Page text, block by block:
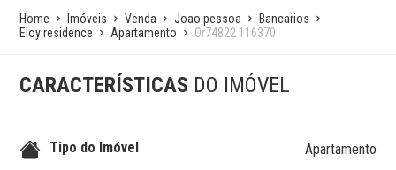
Home Imóveis Venda Joao pessoa
Bancarios
Eloy residence
Apartamento Or74822 116370
CARACTERÍSTICAS DO IMÓVEL
Tipo do Imóvel Apartamento